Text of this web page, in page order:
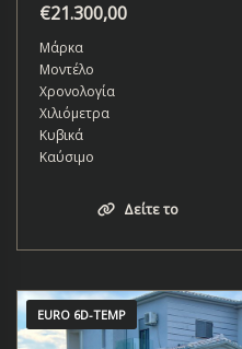
€21.300,00
Μάρκα
Μοντέλο
Χρονολογία
Χιλιόμετρα
Κυβικά
Καύσιμο
Δείτε το
EURO 6D-TEMP